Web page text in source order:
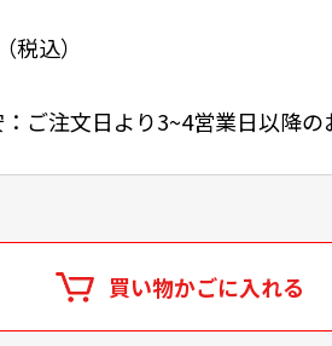
ご注文日より3~4営業日以降の
買い物かごに入れる